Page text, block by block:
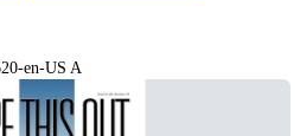
en-US A